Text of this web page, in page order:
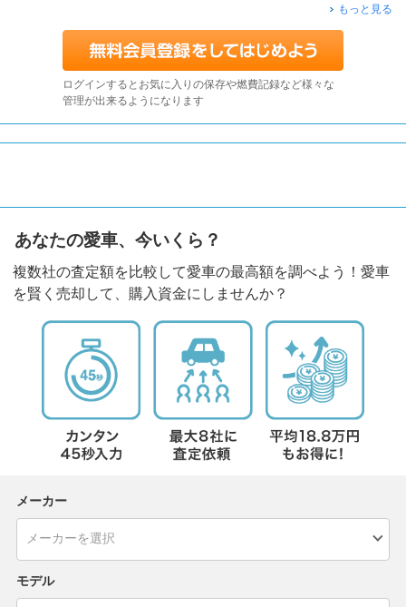
もっと見る
ログインするとお気に入りの保存や燃費記録など様々な
管理が出来るようになります
あなたの愛車、今いくら？
複数社の査定額を比較して愛車の最高額を調べよう！愛車
を賢く売却して、購入資金にしませんか？
メーカー
モデル